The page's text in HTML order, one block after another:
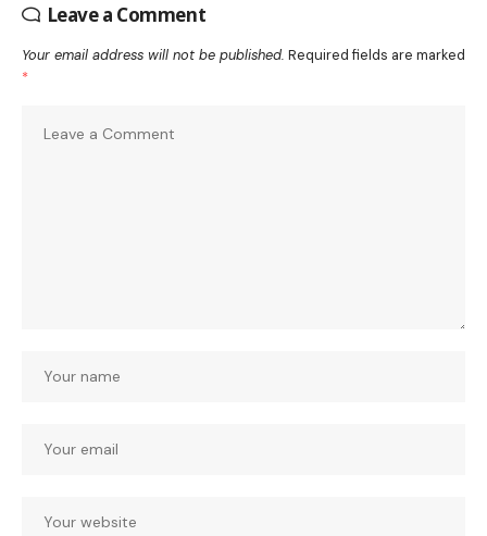
Leave a Comment
Your email address will not be published. Required fields are marked
*